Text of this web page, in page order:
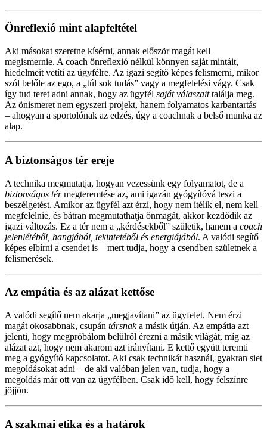
Önreflexió mint alapfeltétel
Aki másokat szeretne kísérni, annak először magát kell
megismernie. A coach önreflexió nélkül könnyen saját mintáit,
hiedelmeit vetíti az ügyfélre. Az igazi segítő képes felismerni, mikor
szól belőle az ego, a „túl sok tudás” vagy a megfelelési vágy. Csak
így tud teret adni annak, hogy az ügyfél saját válaszaittalálja meg.
Az önismeret nem egyszeri projekt, hanem folyamatos karbantartás
– ahogyan a sportolónak az edzés, úgy a coachnak a belső munka az
alap.
A biztonságos tér ereje
A technika megmutatja, hogyan vezessünk egy folyamatot, de a
biztonságos térmegteremtése az, ami igazán gyógyítóvá teszi a
beszélgetést. Amikor az ügyfél azt érzi, hogy nem ítélik el, nem kell
megfelelnie, és bátran megmutathatja önmagát, akkor kezdődik az
igazi változás. Ez a tér nem a „kérdésekből” születik, hanem a coach
jelenlétéből, hangjából, tekintetéből és energiájából. A valódi segítő
képes elbírni a csendet is – mert tudja, hogy a csendben születnek a
felismerések.
Az empátia és az alázat kettőse
A valódi segítő nem akarja „megjavítani” az ügyfelet. Nem érzi
magát okosabbnak, csupán társnaka másik útján. Az empátia azt
jelenti, hogy megpróbálom belülről érezni a másik világát, míg az
alázat azt, hogy nem akarom azt irányítani. E kettő együtt teremti
meg a gyógyító kapcsolatot. Aki csak technikát használ, gyakran siet
megoldásokat adni – de aki valóban jelen van, tudja, hogy a
megoldás már ott van az ügyfélben. Csak idő kell, hogy felszínre
jöjjön.
A szakmai etika és a határok